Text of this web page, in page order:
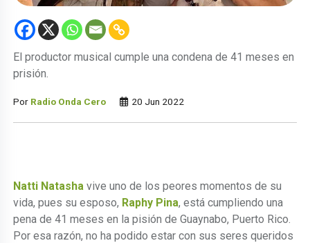
El productor musical cumple una condena de 41 meses en
prisión.
Por Radio Onda Cero 20 Jun 2022
Natti Natasha vive uno de los peores momentos de su
vida, pues su esposo, Raphy Pina, está cumpliendo una
pena de 41 meses en la pisión de Guaynabo, Puerto Rico.
Por esa razón, no ha podido estar con sus seres queridos